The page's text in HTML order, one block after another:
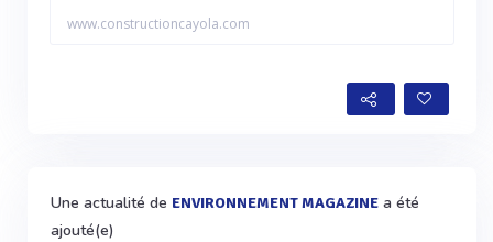
www.constructioncayola.com
Une actualité de ENVIRONNEMENT MAGAZINE a été
ajouté(e)